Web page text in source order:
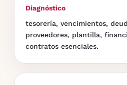
Diagnóstico
tesorería, vencimientos,
proveedores, plantilla,
contratos esenciales.